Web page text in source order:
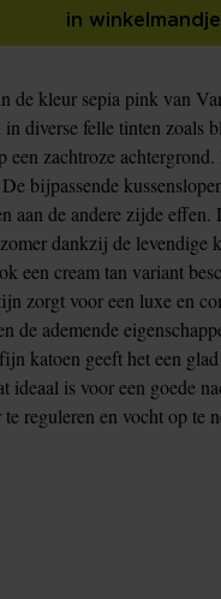
in winkelmandje
de kleur sepia pink van
diverse felle tinten zoals
zachtroze
bijpassende
aan de andere zijde effen.
dankzij de levendige
een cream tan variant
zorgt voor een luxe en
de ademende
katoen geeft het een
ideaal is voor een goede
reguleren en vocht op te